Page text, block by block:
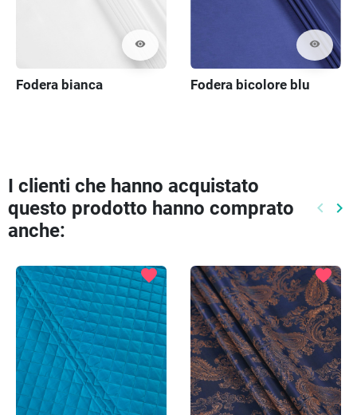
visibility
Fodera bianca
visibility
Fodera bicolore blu
I clienti che hanno acquistato
questo prodotto hanno comprato
anche:
keyboard_arrow_left keyboard_arrow_right
favorite favorite